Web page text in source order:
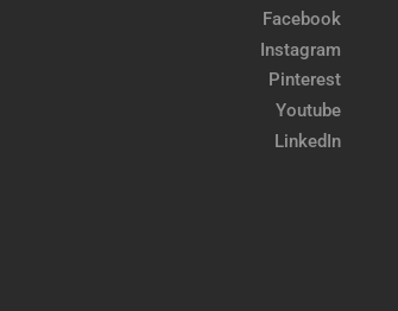
Facebook
Instagram
Pinterest
Youtube
LinkedIn